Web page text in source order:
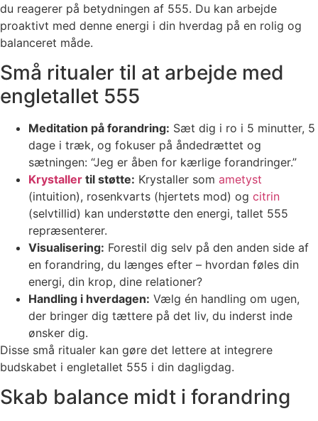
du reagerer på betydningen af 555. Du kan arbejde
proaktivt med denne energi i din hverdag på en rolig og
balanceret måde.
Små ritualer til at arbejde med
engletallet 555
Meditation på forandring: Sæt dig i ro i 5 minutter, 5
dage i træk, og fokuser på åndedrættet og
sætningen: “Jeg er åben for kærlige forandringer.”
Krystaller til støtte: Krystaller som ametyst
(intuition), rosenkvarts (hjertets mod) og citrin
(selvtillid) kan understøtte den energi, tallet 555
repræsenterer.
Visualisering: Forestil dig selv på den anden side af
en forandring, du længes efter – hvordan føles din
energi, din krop, dine relationer?
Handling i hverdagen: Vælg én handling om ugen,
der bringer dig tættere på det liv, du inderst inde
ønsker dig.
Disse små ritualer kan gøre det lettere at integrere
budskabet i engletallet 555 i din dagligdag.
Skab balance midt i forandring